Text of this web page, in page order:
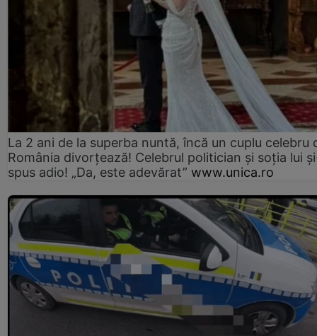
La 2 ani de la superba nuntă, încă un cuplu celebru
România divorțează! Celebrul politician și soția lui
spus adio! „Da, este adevărat” www.unica.ro